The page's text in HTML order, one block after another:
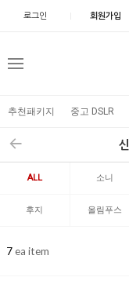
로그인 회원가입
추천패키지 중고 DSLR
ALL 소니
후지 올림푸스
7ea item